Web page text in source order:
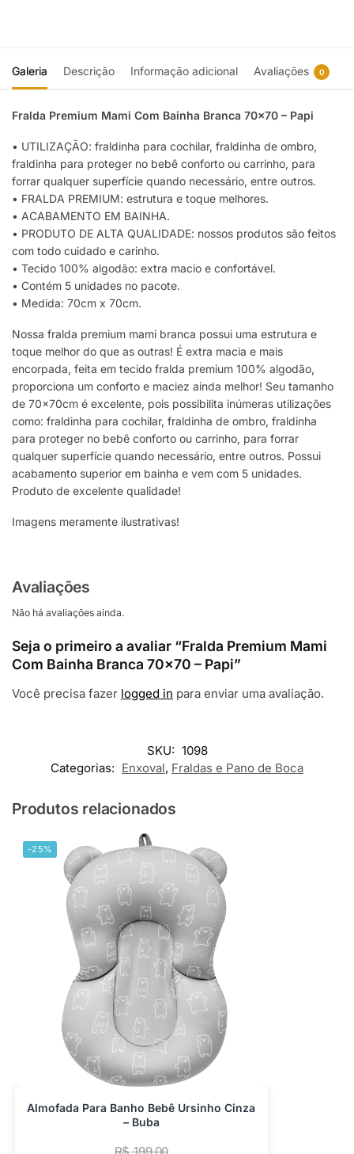
Galeria Descrição Informação adicional Avaliações 0
Fralda Premium Mami Com Bainha Branca 70×70 – Papi
• UTILIZAÇÃO: fraldinha para cochilar, fraldinha de ombro,
fraldinha para proteger no bebê conforto ou carrinho, para
forrar qualquer superfície quando necessário, entre outros.
• FRALDA PREMIUM: estrutura e toque melhores.
• ACABAMENTO EM BAINHA.
• PRODUTO DE ALTA QUALIDADE: nossos produtos são feitos
com todo cuidado e carinho.
• Tecido 100% algodão: extra macio e confortável.
• Contém 5 unidades no pacote.
• Medida: 70cm x 70cm.
Nossa fralda premium mami branca possui uma estrutura e
toque melhor do que as outras! É extra macia e mais
encorpada, feita em tecido fralda premium 100% algodão,
proporciona um conforto e maciez ainda melhor! Seu tamanho
de 70x70cm é excelente, pois possibilita inúmeras utilizações
como: fraldinha para cochilar, fraldinha de ombro, fraldinha
para proteger no bebê conforto ou carrinho, para forrar
qualquer superfície quando necessário, entre outros. Possui
acabamento superior em bainha e vem com 5 unidades.
Produto de excelente qualidade!
Imagens meramente ilustrativas!
Avaliações
Não há avaliações ainda.
Seja o primeiro a avaliar “Fralda Premium Mami
Com Bainha Branca 70×70 – Papi”
Você precisa fazer logged in para enviar uma avaliação.
SKU: 1098
Categorias: Enxoval, Fraldas e Pano de Boca
Produtos relacionados
-25%
Almofada Para Banho Bebê Ursinho Cinza
– Buba